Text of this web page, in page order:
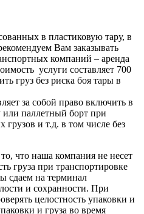
в пластиковую тару, в
Вам заказывать
компаний – аренда
услуги составляет 700
груз без риска боя тары в
за собой право включить в
или паллетный борт при
грузов и т.д. в том числе без
что наша компания не несет
груза при транспортировке
сдаем на терминал
и сохранности. При
целостность упаковки и
и груза во время